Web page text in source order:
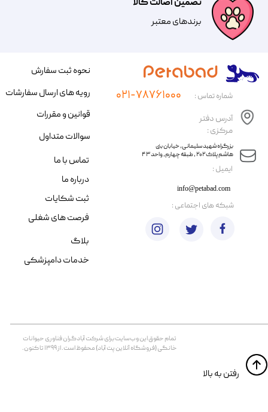
تضمین اصالت کالا
​​برندهای معتبر​​​​​​​
​ایمیل :
آدرس دفتر
مرکزی :
info@petabad.com
​​بزرگراه شهید سلیمانی، خیابان بنی
هاشم پلاک ۲۰۲ ، طبقه چهارم، واحد ۴۳
شماره تماس : ۰۲۱-۷۸۷۶۱۰۰۰
تمام حقوق اين وب‌سايت برای شرکت آبادگران فناوری حیوانات
خانگی (فروشگاه آنلاین پت آباد) محفوظ است. از ۱۳۹۹ تا کنون.
​​رفتن به بالا
نحوه ثبت سفارش
رویه های ارسال سفارشات
قوانین و مقررات
سوالات متداول
تماس با ما
درباره ما
ثبت شکایات
فرصت های شغلی
​شبکه های اجتماعی :
بلاگ
خدمات دامپزشکی